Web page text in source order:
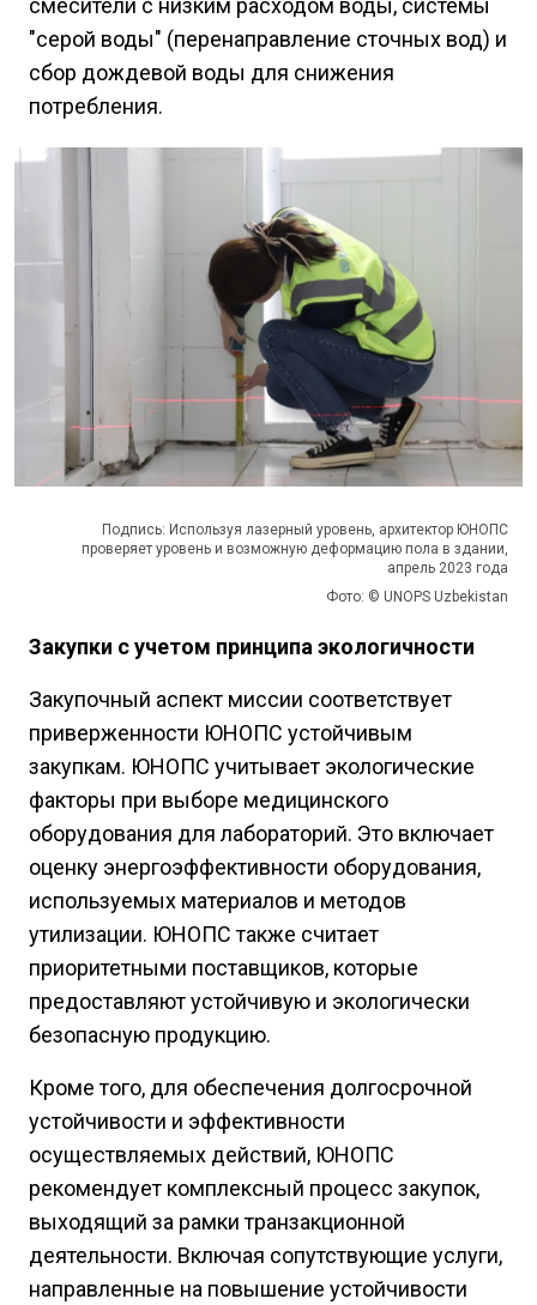
смесители с низким расходом воды, системы
"серой воды" (перенаправление сточных вод) и
сбор дождевой воды для снижения
потребления.
Подпись: Используя лазерный уровень, архитектор ЮНОПС
проверяет уровень и возможную деформацию пола в здании,
апрель 2023 года
Фото: © UNOPS Uzbekistan
Закупки с учетом принципа экологичности
Закупочный аспект миссии соответствует
приверженности ЮНОПС устойчивым
закупкам. ЮНОПС учитывает экологические
факторы при выборе медицинского
оборудования для лабораторий. Это включает
оценку энергоэффективности оборудования,
используемых материалов и методов
утилизации. ЮНОПС также считает
приоритетными поставщиков, которые
предоставляют устойчивую и экологически
безопасную продукцию.
Кроме того, для обеспечения долгосрочной
устойчивости и эффективности
осуществляемых действий, ЮНОПС
рекомендует комплексный процесс закупок,
выходящий за рамки транзакционной
деятельности. Включая сопутствующие услуги,
направленные на повышение устойчивости